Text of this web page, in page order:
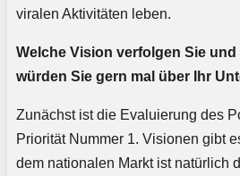
viralen Aktivitäten leben.
Welche Vision verfolgen Sie
würden Sie gern mal über Ihr
Zunächst ist die Evaluierung des
Priorität Nummer 1. Visionen gibt
dem nationalen Markt ist natürlich